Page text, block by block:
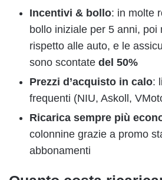
Incentivi & bollo: in molte
bollo iniziale per 5 anni, poi
rispetto alle auto, e le
sono scontate del 50%
Prezzi d’acquisto in calo:
frequenti (NIU, Askoll,
Ricarica sempre più
colonnine grazie a promo
abbonamenti